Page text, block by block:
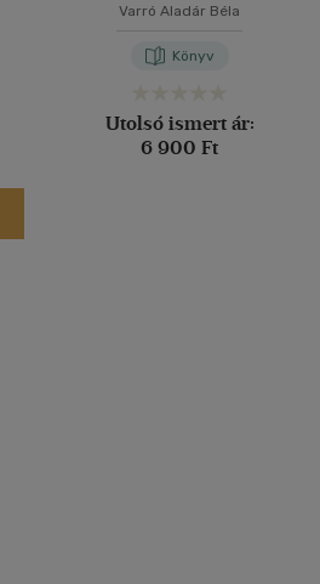
Varró Aladár Béla
Könyv
Utolsó ismert ár:
6 900 Ft